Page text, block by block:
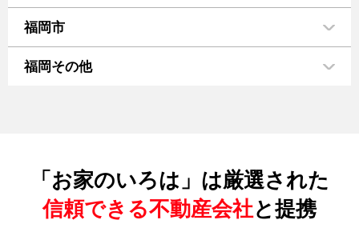
福岡市
福岡その他
「お家のいろは」は厳選された
信頼できる不動産会社と提携